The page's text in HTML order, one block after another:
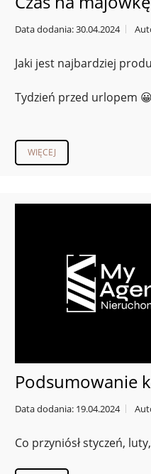
Data dodania: 30.04.2024
Jaki jest najbardziej
Tydzień przed urlopem
WIĘCEJ
Podsumowanie
Data dodania: 19.04.2024
Co przyniósł styczeń,